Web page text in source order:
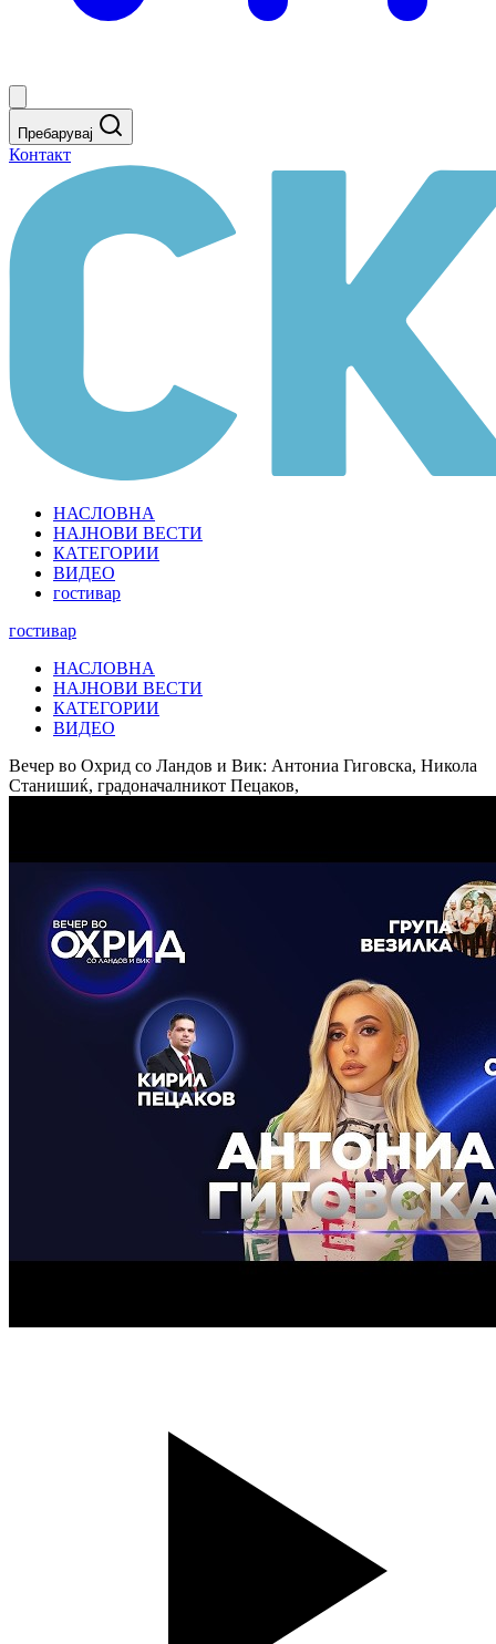
Пребарувај
Контакт
НАСЛОВНА
НАЈНОВИ ВЕСТИ
КАТЕГОРИИ
ВИДЕО
гостивар
гостивар
НАСЛОВНА
НАЈНОВИ ВЕСТИ
КАТЕГОРИИ
ВИДЕО
Вечер во Охрид со Ландов и Вик: Антониа Гиговска, Никола
Станишиќ, градоначалникот Пецаков,